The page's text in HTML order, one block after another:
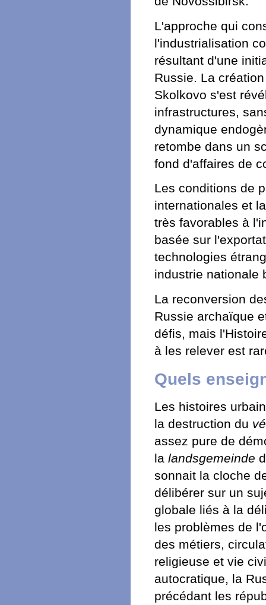
L'approche qui
l'industrialisation
résultant d'une
Russie. La
Skolkovo s'est
infrastructures,
dynamique
retombe dans un
fond d'affaires de
Les conditions de
internationales et
très favorables à
basée sur
technologies
industrie nationale
La reconversion
Russie archaïque
défis, mais
à les relever est
Quels
Les histoires
la destruction du
assez pure de
la landsgemeinde
sonnait la cloche
délibérer sur un
globale liés à la
les problèmes de
des métiers,
religieuse et vie
autocratique, la
précédant les